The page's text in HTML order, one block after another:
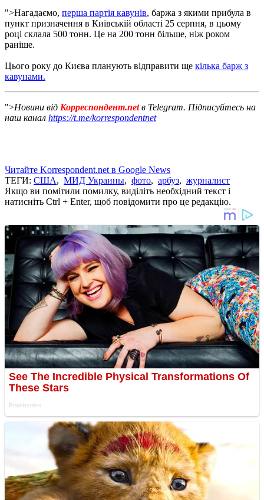
">Нагадаємо, перша партія кавунів, баржа з ​​якими прибула в
пункт призначення в Київській області 25 серпня, в цьому
році склала 500 тонн. Це на 200 тонн більше, ніж роком
раніше.
Цього року до Києва планують відправити ще кілька барж з
кавунами.
">Новини від Корреспондент.netв Telegram. Підписуйтесь на
наш канал https://t.me/korrespondentnet
Читайте Korrespondent.net в Google News
ТЕГИ: США, МИД Украины, фото, арбуз, журналист
Якщо ви помітили помилку, виділіть необхідний текст і
натисніть Ctrl + Enter, щоб повідомити про це редакцію.